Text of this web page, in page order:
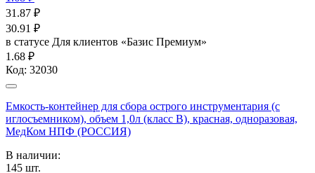
31.87 ₽
30.91 ₽
в статусе Для клиентов «Базис Премиум»
1.68 ₽
Код: 32030
Емкость-контейнер для сбора острого инструментария (с
иглосъемником), объем 1,0л (класс В), красная, одноразовая,
МедКом НПФ (РОССИЯ)
В наличии:
145 шт.